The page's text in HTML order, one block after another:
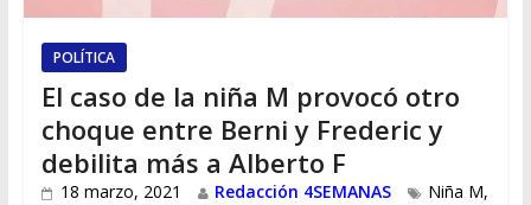
POLÍTICA
El caso de la niña M provocó otro
choque entre Berni y Frederic y
debilita más a Alberto F
18 marzo, 2021 Redacción 4SEMANAS Niña M,